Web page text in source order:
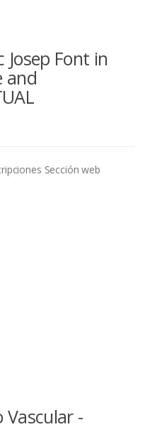
Josep Font in
and
Sección web
Vascular -